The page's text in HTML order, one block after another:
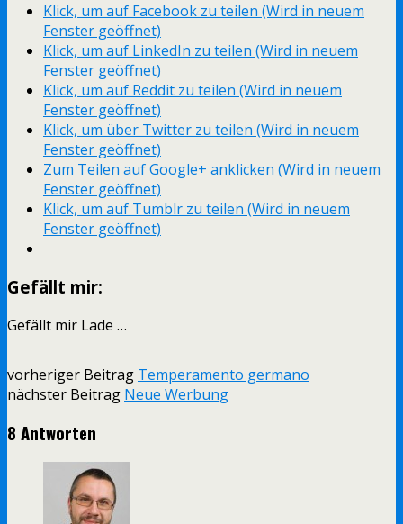
Klick, um auf Facebook zu teilen (Wird in neuem
Fenster geöffnet)
Klick, um auf LinkedIn zu teilen (Wird in neuem
Fenster geöffnet)
Klick, um auf Reddit zu teilen (Wird in neuem
Fenster geöffnet)
Klick, um über Twitter zu teilen (Wird in neuem
Fenster geöffnet)
Zum Teilen auf Google+ anklicken (Wird in neuem
Fenster geöffnet)
Klick, um auf Tumblr zu teilen (Wird in neuem
Fenster geöffnet)
Gefällt mir:
Gefällt mir Lade …
vorheriger Beitrag Temperamento germano
nächster Beitrag Neue Werbung
8 Antworten